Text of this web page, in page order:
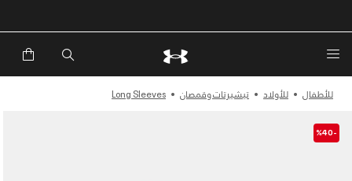
للأطفال للأولاد تيشيرتات وقمصان Long Sleeves
-%40